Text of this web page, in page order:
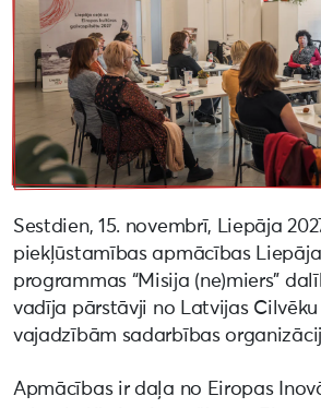
Sestdien, 15. novembrī, Liepāja
piekļūstamības apmācības
programmas “Misija (ne)miers”
vadīja pārstāvji no Latvijas
vajadzībām sadarbības
Apmācības ir daļa no Eiropas